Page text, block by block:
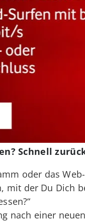
Schnell
oder das
mit der Du Dich
nach einer